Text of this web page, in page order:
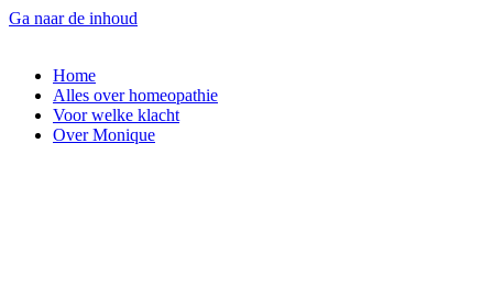
Ga naar de inhoud
Home
Alles over homeopathie
Voor welke klacht
Over Monique